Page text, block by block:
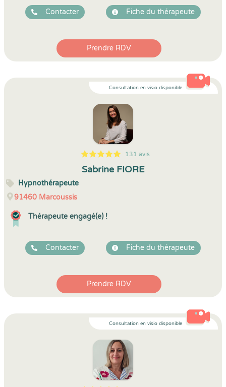
Contacter Fiche du thérapeute
Prendre RDV
Consultation en visio disponible
5
1
5
131 131 avis
Sabrine FIORE
Hypnothérapeute
91460 Marcoussis
Thérapeute engagé(e) !
Contacter Fiche du thérapeute
Prendre RDV
Consultation en visio disponible